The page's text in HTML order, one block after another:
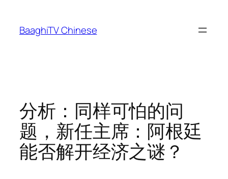
content
BaaghiTV Chinese
分析：同样可怕的问
题，新任主席：阿根廷
能否解开经济之谜？